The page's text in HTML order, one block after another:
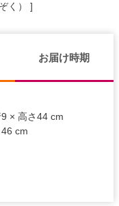
く）
お届け時期
× 高さ44 cm
cm